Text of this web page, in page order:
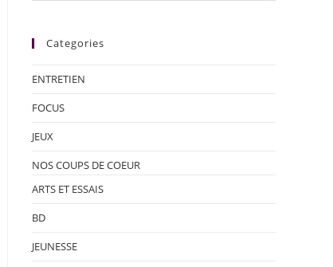
Categories
ENTRETIEN
FOCUS
JEUX
NOS COUPS DE COEUR
ARTS ET ESSAIS
BD
JEUNESSE